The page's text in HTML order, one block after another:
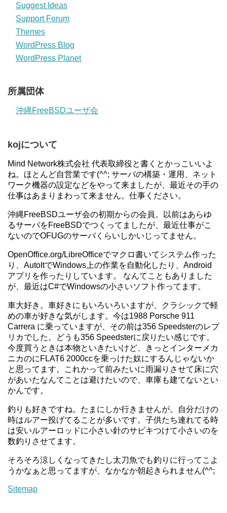
Suggest Ideas
Support Forum
Themes
WordPress Blog
WordPress Planet
所属団体
沖縄FreeBSDユーザ会
kojについて
Mind Network株式会社 代表取締役と書くとかっこいいよ
ね。ほとんど自営業です(^^; サーバの構築・運用、ネット
ワーク機器の設定などをやって来ましたが、最近その手の
仕事はあまりまわって来ません。仕事ください。
沖縄FreeBSDユーザ会の初期からの会員。以前はあらゆ
るサーバをFreeBSDでつくってましたが、最近仕事がこ
ないのでOFUGのサーバくらいしかいじってません。
OpenOffice.org/LibreOfficeでマクロ書いてシステム作った
り、AutoItでWindows上の作業を自動化したり、Android
アプリを作ったりしています。 なんてこともありました
が、最近はC#でWindowsの小さいソフト作ってます。
車大好き。車好きにもいろいろいますが、クラシックで軽
めの車が好きな気がします。今は1988 Porsche 911
Carrera に乗っていますが、その前は356 Speedsterのレプ
リカでした。どうも356 Speedsterに戻りたい感じです。
今度買うときは本物といきたいけど、きっとインターメカ
ニカのにFLAT6 2000ccを乗っけた奴にするんじゃないか
と思ってます。これかって前みたいに雨漏りさせて床に穴
があいたなんてことは避けたいので、車庫も建てないとい
かんです。
釣りも好きですね。たまにしか行きませんが。自分だけの
時はルアー投げてることが多いです。子供たち連れてる時
は安いルアーロッドに小さい針のサビキつけて小さいのを
数釣りさせてます。
そろそろ涼しくなってきたし太刀魚でも釣りに行ってこよ
うかなぁと思ってますが、なかなか朝起きられません(^^;
Sitemap